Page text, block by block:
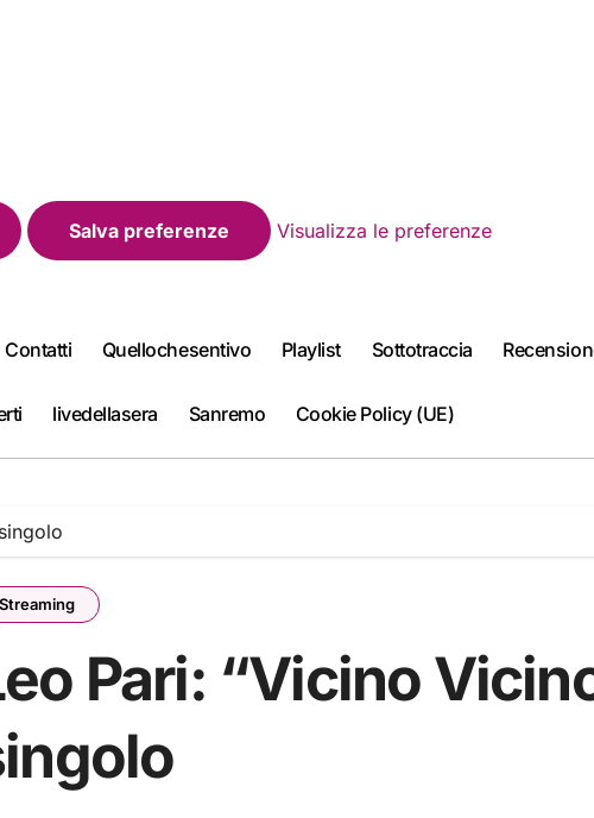
Salva preferenze
Visualizza le preferenze
Contatti Quellochesentivo Playlist Sottotraccia
livedellasera Sanremo Cookie Policy (UE)
Streaming
Pari: “Vicino